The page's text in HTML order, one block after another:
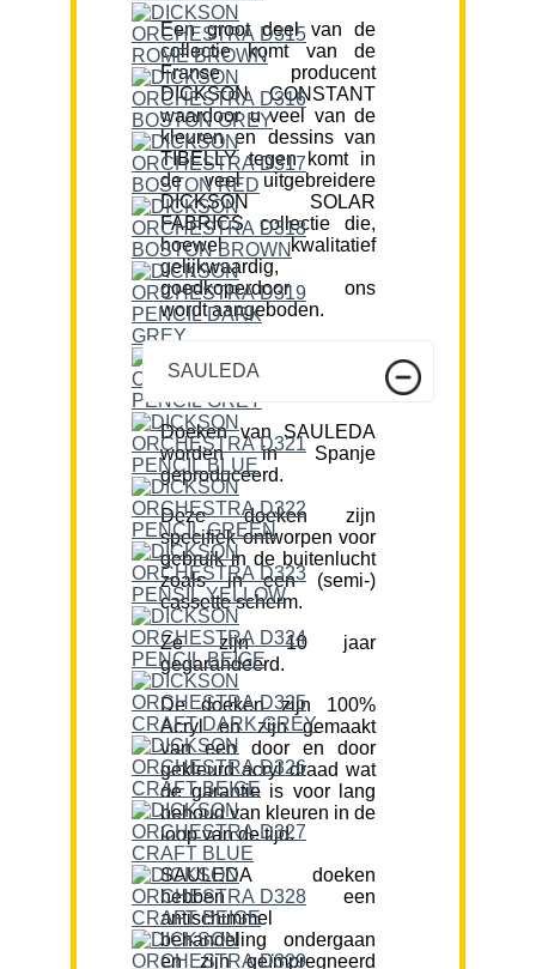
Een groot deel van de
collectie komt van de
Franse producent
DICKSON CONSTANT
waardoor u veel van de
kleuren en dessins van
TIBELLY tegen komt in
de veel uitgebreidere
DICKSON SOLAR
FABRICS collectie die,
hoewel kwalitatief
gelijkwaardig,
goedkoperdoor ons
wordt aangeboden.
SAULEDA
Doeken van SAULEDA
worden in Spanje
geproduceerd.
Deze doeken zijn
specifiek ontworpen voor
gebruik in de buitenlucht
zoals in een (semi-)
cassette scherm.
Ze zijn 10 jaar
gegarandeerd.
De doeken zijn 100%
Acryl en zijn gemaakt
van een door en door
gekleurd acryl draad wat
de garantie is voor lang
behoud van kleuren in de
loop van de tijd.
SAULEDA doeken
hebben een
antischimmel
behandeling ondergaan
en zijn geïmpregneerd